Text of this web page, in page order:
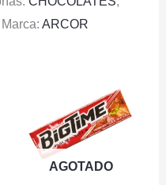
Marca: ARCOR
AGOTADO